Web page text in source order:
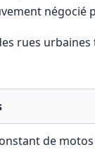
rues
de